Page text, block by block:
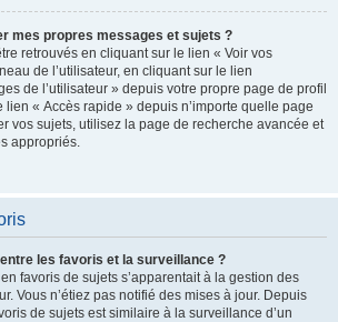
mes propres messages et sujets ?
retrouvés en cliquant sur le lien « Voir vos
de l’utilisateur, en cliquant sur le lien
de l’utilisateur » depuis votre propre page de profil
« Accès rapide » depuis n’importe quelle page
vos sujets, utilisez la page de recherche avancée et
appropriés.
les favoris et la surveillance ?
favoris de sujets s’apparentait à la gestion des
Vous n’étiez pas notifié des mises à jour. Depuis
de sujets est similaire à la surveillance d’un